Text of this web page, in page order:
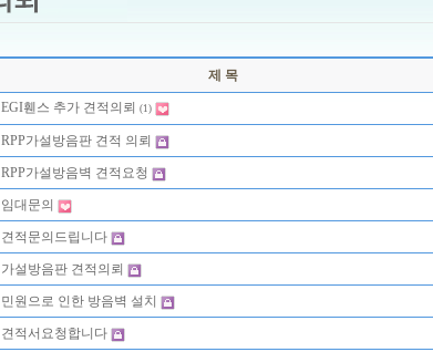
제 목
EGI휀스 추가 견적의뢰 (1)
RPP가설방음판 견적 의뢰
RPP가설방음벽 견적요청
임대문의
견적문의드립니다
가설방음판 견적의뢰
민원으로 인한 방음벽 설치
견적서요청합니다